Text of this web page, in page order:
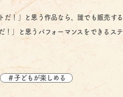
だ！」と思う作品なら、誰でも販売する
！」と思うパフォーマンスをできるステ
＃子どもが楽しめる